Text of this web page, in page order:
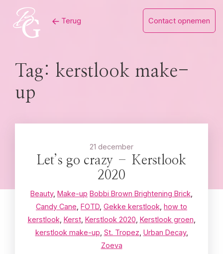
content
Terug Contact opnemen
Tag: kerstlook make-
up
21 december
Let’s go crazy – Kerstlook
2020
Beauty, Make-up Bobbi Brown Brightening Brick
Candy Cane FOTD Gekke kerstlook how to
kerstlook Kerst, Kerstlook 2020 Kerstlook groen
kerstlook make-up St. Tropez Urban Decay,
Zoeva